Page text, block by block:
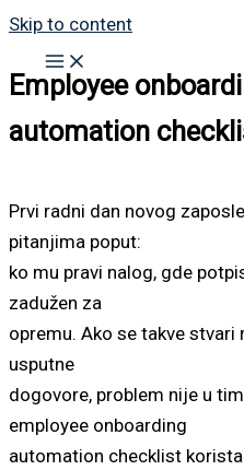
Skip to content
Employee
automation
Prvi radni dan novog
pitanjima poput:
ko mu pravi nalog, gde
zadužen za
opremu. Ako se takve stvari
usputne
dogovore, problem nije u
employee onboarding
automation checklist